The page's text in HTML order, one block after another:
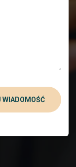
WIADOMOŚĆ